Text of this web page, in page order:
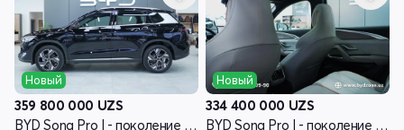
Новый
359 800 000 UZS
BYD Song Pro I - поколение рестайлинг
Новый
334 400 000 UZS
BYD Song Pro I - поколение рестайлинг